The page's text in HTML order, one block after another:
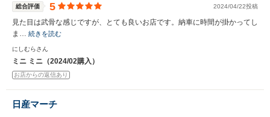
総合評価 5 2024/04/22投稿
見た目は武骨な感じですが、とても良いお店です。納車に時間が掛かってし
ま… 続きを読む
にしむらさん
ミニ ミニ（2024/02購入）
お店からの返信あり
日産マーチ